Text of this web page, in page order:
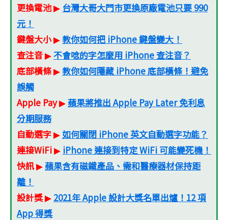
更換電池▶ 台灣大哥大門市更換原廠電池只要 990
元！
鍵盤大小▶教你如何把 iPhone 鍵盤變大！
查注音▶不會唸的字怎麼用 iPhone 查注音？
底部橫條▶教你如何隱藏 iPhone 底部橫條！避免
誤觸
Apple Pay▶蘋果將推出 Apple Pay Later 免利息
分期服務
自動選字▶ 如何關閉 iPhone 英文自動選字功能？
連接WiFi▶ iPhone 連接到特定 WiFi 可能變死機！
快訊▶蘋果含有磁鐵產品、需和醫療器材保持距
離！
設計獎▶ 2021年 Apple 設計大獎名單出爐！12 項
App 得獎